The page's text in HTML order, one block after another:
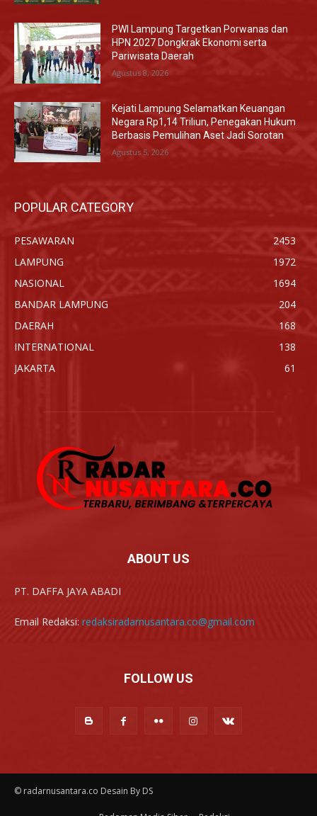
PWI Lampung Targetkan Porwanas dan
HPN 2027 Dongkrak Ekonomi serta
Pariwisata Daerah
Agustus 8, 2026
Kejati Lampung Selamatkan Keuangan
Negara Rp1,14 Triliun, Penegakan Hukum
Berbasis Pemulihan Aset Jadi Sorotan
Agustus 5, 2026
POPULAR CATEGORY
PESAWARAN
2453
LAMPUNG
1972
NASIONAL
1694
BANDAR LAMPUNG
204
DAERAH
168
INTERNATIONAL
138
JAKARTA
61
ABOUT US
PT. DAFFA JAYA ABADI
Email Redaksi: redaksiradarnusantara.co@gmail.com
FOLLOW US
© radarnusantara.co Desain By DS